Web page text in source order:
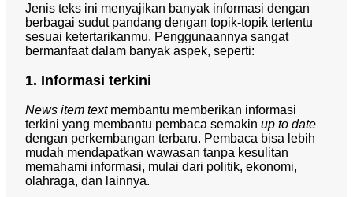
Jenis teks ini menyajikan banyak informasi dengan
berbagai sudut pandang dengan topik-topik tertentu
sesuai ketertarikanmu. Penggunaannya sangat
bermanfaat dalam banyak aspek, seperti:
1. Informasi terkini
News item text membantu memberikan informasi
terkini yang membantu pembaca semakin up to date
dengan perkembangan terbaru. Pembaca bisa lebih
mudah mendapatkan wawasan tanpa kesulitan
memahami informasi, mulai dari politik, ekonomi,
olahraga, dan lainnya.